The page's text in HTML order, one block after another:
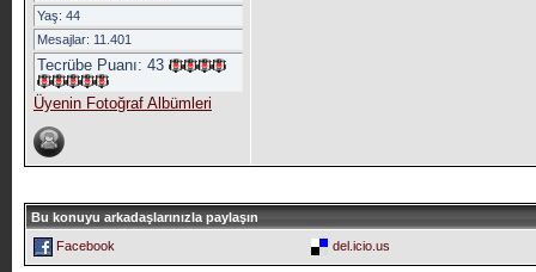
Yaş: 44
Mesajlar: 11.401
Tecrübe Puanı: 43
Üyenin Fotoğraf Albümleri
Bu konuyu arkadaşlarınızla paylaşın
Facebook
del.icio.us